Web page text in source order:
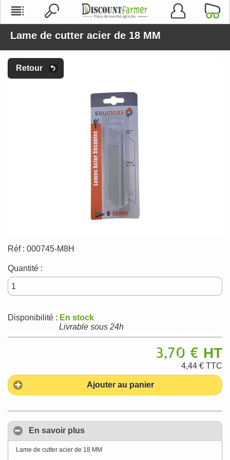
Lame de cutter acier de 18 MM
Retour
Réf : 000745-M8H
Quantité :
Disponibilité : En stock
Livrable sous 24h
3,70 € HT
4,44 € TTC
Ajouter au panier
En savoir plus
Lame de cutter acier de 18 MM